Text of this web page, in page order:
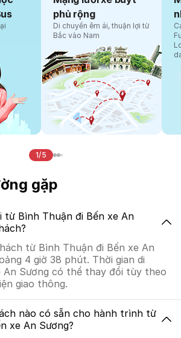
phủ rộng
Di chuyển êm ái, thuận lợi từ
Bắc vào Nam
1/5
gặp
từ Bình Thuận đi Bến xe An
từ Bình Thuận đi Bến xe An
4 giờ 38 phút. Thời gian di
An Sương có thể thay đổi tùy theo
giao thông.
nào có sẵn cho hành trình từ
xe An Sương?